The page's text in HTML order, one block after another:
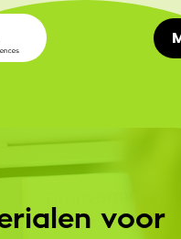
voor